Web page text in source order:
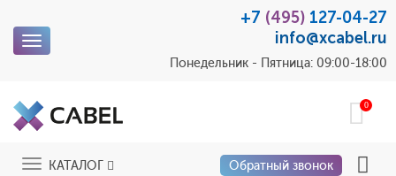
Toggle
+7 (495) 127-04-27
info@xcabel.ru
Понедельник - Пятница: 09:00-18:00
0
ToggleКАТАЛОГ Обратный звонок